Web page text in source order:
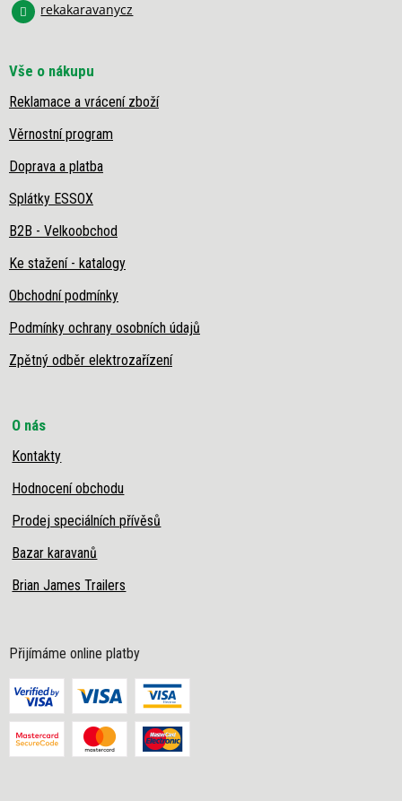
rekakaravanycz
Vše o nákupu
Reklamace a vrácení zboží
Věrnostní program
Doprava a platba
Splátky ESSOX
B2B - Velkoobchod
Ke stažení - katalogy
Obchodní podmínky
Podmínky ochrany osobních údajů
Zpětný odběr elektrozařízení
O nás
Kontakty
Hodnocení obchodu
Prodej speciálních přívěsů
Bazar karavanů
Brian James Trailers
Přijímáme online platby